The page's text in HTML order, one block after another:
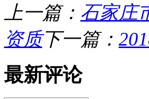
上一篇： 石家庄
资质下一篇：
最新评论